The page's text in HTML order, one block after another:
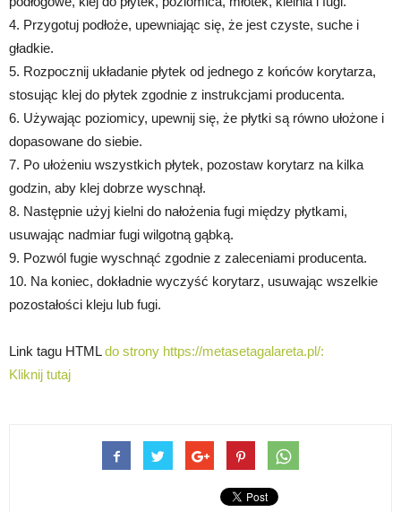
4. Przygotuj podłoże, upewniając się, że jest czyste, suche i
gładkie.
5. Rozpocznij układanie płytek od jednego z końców korytarza,
stosując klej do płytek zgodnie z instrukcjami producenta.
6. Używając poziomicy, upewnij się, że płytki są równo ułożone i
dopasowane do siebie.
7. Po ułożeniu wszystkich płytek, pozostaw korytarz na kilka
godzin, aby klej dobrze wyschnął.
8. Następnie użyj kielni do nałożenia fugi między płytkami,
usuwając nadmiar fugi wilgotną gąbką.
9. Pozwól fugie wyschnąć zgodnie z zaleceniami producenta.
10. Na koniec, dokładnie wyczyść korytarz, usuwając wszelkie
pozostałości kleju lub fugi.
Link tagu HTMLdo strony https://metasetagalareta.pl/:
Kliknij tutaj